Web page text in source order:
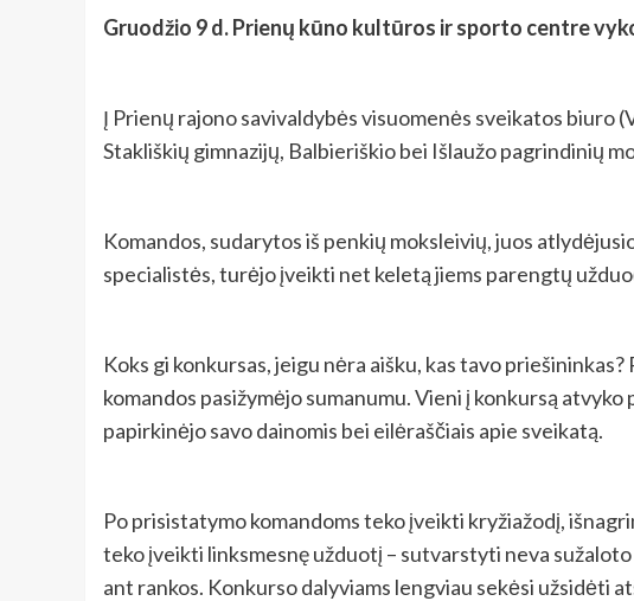
Gruodžio 9 d. Prienų kūno kultūros ir sporto centre
Į Prienų rajono savivaldybės visuomenės sveikatos biuro
Stakliškių gimnazijų, Balbieriškio bei Išlaužo pagrindinių
Komandos, sudarytos iš penkių moksleivių, juos
specialistės, turėjo įveikti net keletą jiems parengtų
Koks gi konkursas, jeigu nėra aišku, kas tavo
komandos pasižymėjo sumanumu. Vieni į konkursą
papirkinėjo savo dainomis bei eilėraščiais apie sveikatą.
Po prisistatymo komandoms teko įveikti kryžiažodį,
teko įveikti linksmesnę užduotį – sutvarstyti neva
ant rankos. Konkurso dalyviams lengviau sekėsi užsidėti